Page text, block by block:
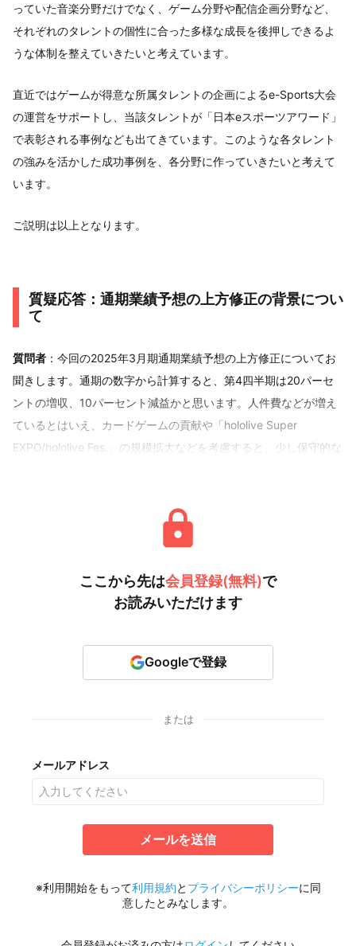
っていた音楽分野だけでなく、ゲーム分野や配信企画分野など、
それぞれのタレントの個性に合った多様な成長を後押しできるよ
うな体制を整えていきたいと考えています。
直近ではゲームが得意な所属タレントの企画によるe-Sports大会
の運営をサポートし、当該タレントが「日本eスポーツアワード」
で表彰される事例なども出てきています。このような各タレント
の強みを活かした成功事例を、各分野に作っていきたいと考えて
います。
ご説明は以上となります。
質疑応答：通期業績予想の上方修正の背景につい
て
質問者 ：今回の2025年3月期通期業績予想の上方修正についてお
聞きします。通期の数字から計算すると、第4四半期は20パーセ
ントの増収、10パーセント減益かと思います。人件費などが増え
ているとはいえ、カードゲームの貢献や「hololive Super
EXPO/hololive Fes.」の規模拡大などを考慮すると、少し保守的な
ここから先は会員登録(無料)で
お読みいただけます
Googleで登録
または
メールアドレス
メールを送信
※利用開始をもって利用規約と プライバシーポリシーに同
意したとみなします。